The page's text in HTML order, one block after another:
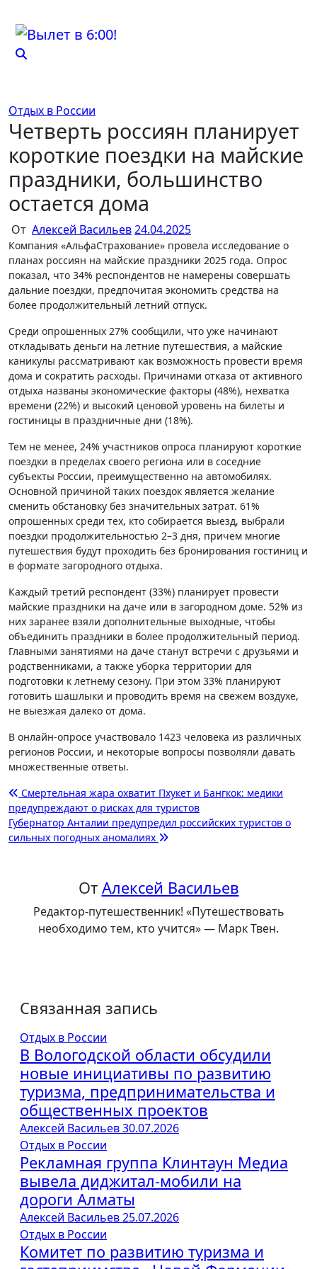
содержимому
Отдых в России
Четверть россиян планирует
короткие поездки на майские
праздники, большинство
остается дома
От Алексей Васильев24.04.2025
Компания «АльфаСтрахование» провела исследование о
планах россиян на майские праздники 2025 года. Опрос
показал, что 34% респондентов не намерены совершать
дальние поездки, предпочитая экономить средства на
более продолжительный летний отпуск.
Среди опрошенных 27% сообщили, что уже начинают
откладывать деньги на летние путешествия, а майские
каникулы рассматривают как возможность провести время
дома и сократить расходы. Причинами отказа от активного
отдыха названы экономические факторы (48%), нехватка
времени (22%) и высокий ценовой уровень на билеты и
гостиницы в праздничные дни (18%).
Тем не менее, 24% участников опроса планируют короткие
поездки в пределах своего региона или в соседние
субъекты России, преимущественно на автомобилях.
Основной причиной таких поездок является желание
сменить обстановку без значительных затрат. 61%
опрошенных среди тех, кто собирается выезд, выбрали
поездки продолжительностью 2–3 дня, причем многие
путешествия будут проходить без бронирования гостиниц и
в формате загородного отдыха.
Каждый третий респондент (33%) планирует провести
майские праздники на даче или в загородном доме. 52% из
них заранее взяли дополнительные выходные, чтобы
объединить праздники в более продолжительный период.
Главными занятиями на даче станут встречи с друзьями и
родственниками, а также уборка территории для
подготовки к летнему сезону. При этом 33% планируют
готовить шашлыки и проводить время на свежем воздухе,
не выезжая далеко от дома.
В онлайн-опросе участвовало 1423 человека из различных
регионов России, и некоторые вопросы позволяли давать
множественные ответы.
Навигация
по
записям
Смертельная жара охватит Пхукет и Бангкок: медики
предупреждают о рисках для туристов
Губернатор Анталии предупредил российских туристов о
сильных погодных аномалиях
От Алексей Васильев
Редактор-путешественник! «Путешествовать
необходимо тем, кто учится» — Марк Твен.
Связанная запись
Отдых в России
В Вологодской области обсудили
новые инициативы по развитию
туризма, предпринимательства и
общественных проектов
Алексей Васильев30.07.2026
Отдых в России
Рекламная группа Клинтаун Медиа
вывела диджитал-мобили на
дороги Алматы
Алексей Васильев25.07.2026
Отдых в России
Комитет по развитию туризма и